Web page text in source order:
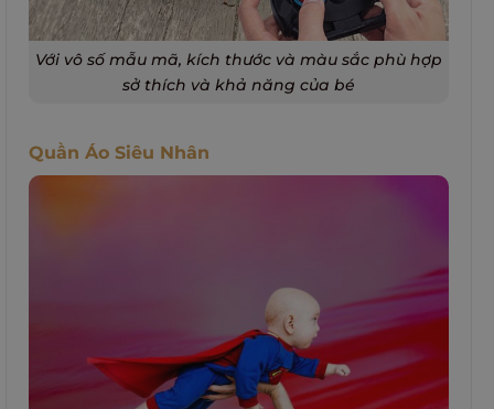
Với vô số mẫu mã, kích thước và màu sắc phù hợp
sở thích và khả năng của bé
Quần Áo Siêu Nhân